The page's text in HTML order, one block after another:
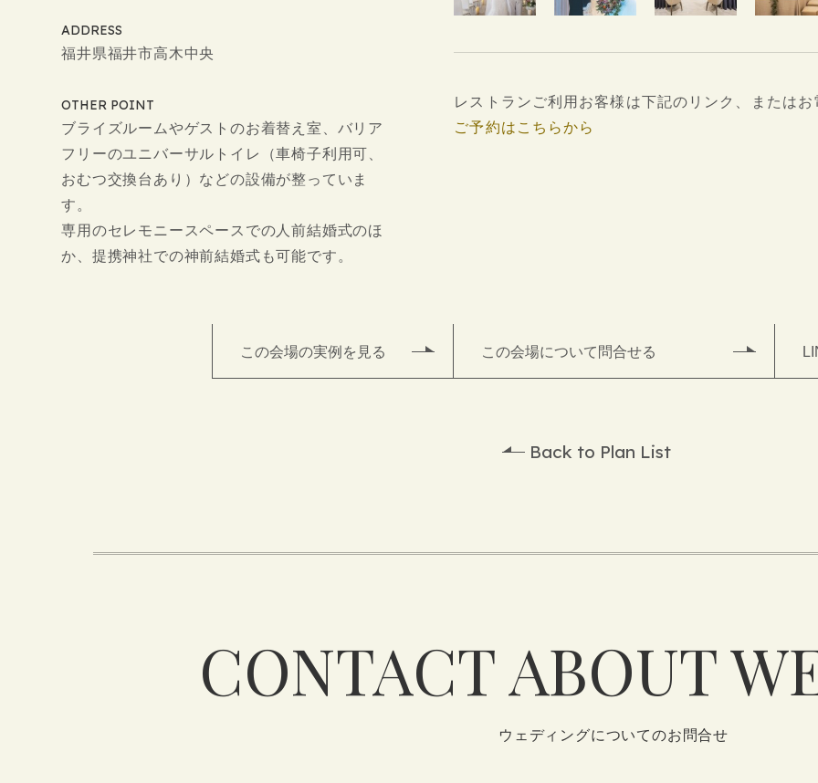
ADDRESS
福井県福井市高木中央
OTHER POINT
ブライズルームやゲストのお着替え室、バリア
フリーのユニバーサルトイレ（車椅子利用可、
おむつ交換台あり）などの設備が整っていま
す。
専用のセレモニースペースでの人前結婚式のほ
か、提携神社での神前結婚式も可能です。
レストランご利用お客様は下記のリンク、または
ご予約はこちらから
この会場の実例を見る この会場について問合せる
Back to Plan List
CONTACT ABOUT
ウェディングについてのお問合せ